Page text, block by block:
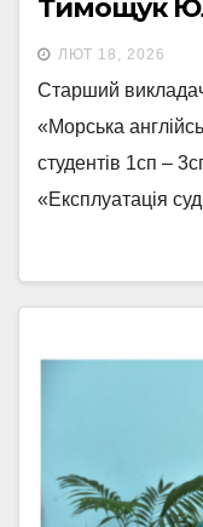
Тимощук
ЛЮТ 18, 2026
Старший
«Морська
студентів 1сп –
«Експлуатація